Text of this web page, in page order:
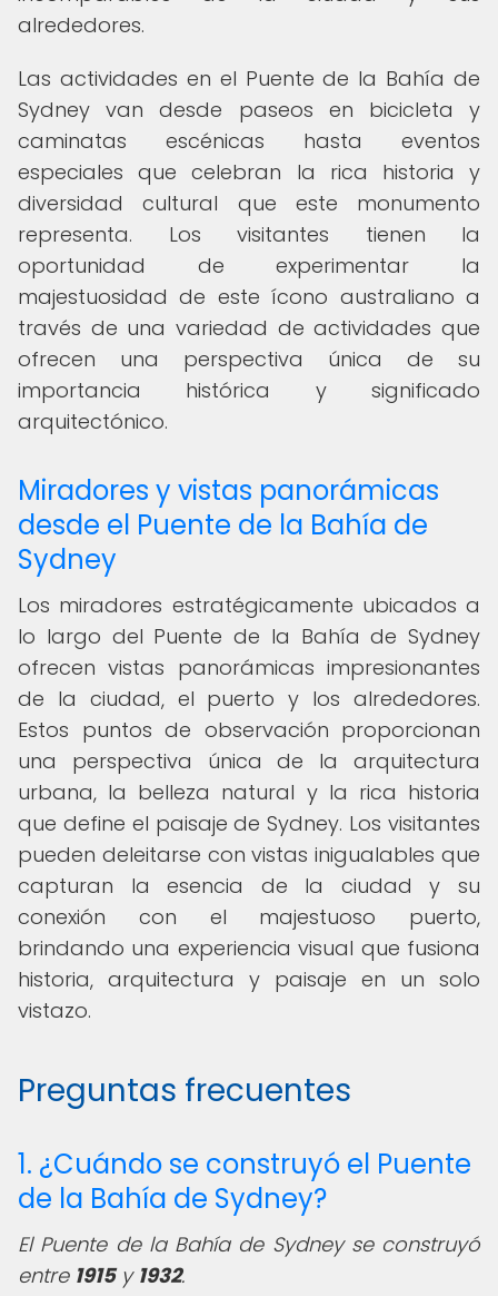
alrededores.
Las actividades en el Puente de la Bahía de
Sydney van desde paseos en bicicleta y
caminatas escénicas hasta eventos
especiales que celebran la rica historia y
diversidad cultural que este monumento
representa. Los visitantes tienen la
oportunidad de experimentar la
majestuosidad de este ícono australiano a
través de una variedad de actividades que
ofrecen una perspectiva única de su
importancia histórica y significado
arquitectónico.
Miradores y vistas panorámicas
desde el Puente de la Bahía de
Sydney
Los miradores estratégicamente ubicados a
lo largo del Puente de la Bahía de Sydney
ofrecen vistas panorámicas impresionantes
de la ciudad, el puerto y los alrededores.
Estos puntos de observación proporcionan
una perspectiva única de la arquitectura
urbana, la belleza natural y la rica historia
que define el paisaje de Sydney. Los visitantes
pueden deleitarse con vistas inigualables que
capturan la esencia de la ciudad y su
conexión con el majestuoso puerto,
brindando una experiencia visual que fusiona
historia, arquitectura y paisaje en un solo
vistazo.
Preguntas frecuentes
1. ¿Cuándo se construyó el Puente
de la Bahía de Sydney?
El Puente de la Bahía de Sydney se construyó
entre 1915y 1932.